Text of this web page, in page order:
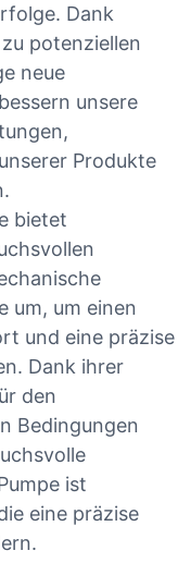
Dank
potenziellen
neue
unsere
Produkte
bietet
um, um einen
und eine präzise
Dank ihrer
den
Bedingungen
ist
eine präzise